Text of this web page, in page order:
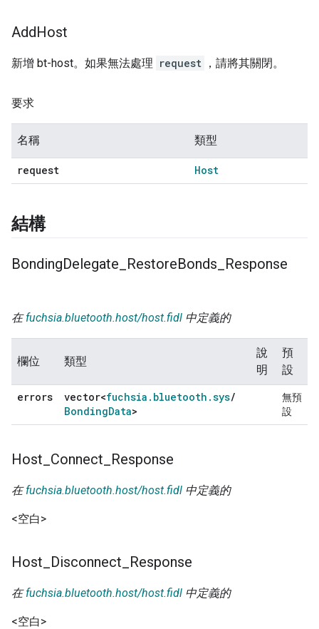
AddHost
新增 bt-host。如果無法處理 request ，請將其關閉。
要求
名稱 類型
request Host
結構
BondingDelegate RestoreBonds Response
在fuchsia.bluetooth.host/host.fidl 中定義的
欄位 類型
說
明
預
設
errors
vector<fuchsia . bluetooth .sys/
BondingData>
無預
設
Host Connect Response
在fuchsia.bluetooth.host/host.fidl 中定義的
<空白>
Host Disconnect Response
在fuchsia.bluetooth.host/host.fidl 中定義的
<空白>